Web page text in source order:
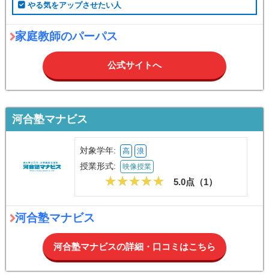
やる気をアップさせたい人
家庭教師のパーパス
公式サイトへ
河合塾マナビス
対象学年: 高 浪
授業形式: 映像授業
5.0点（1）
河合塾マナビス
河合塾マナビスの詳細・口コミはこちら